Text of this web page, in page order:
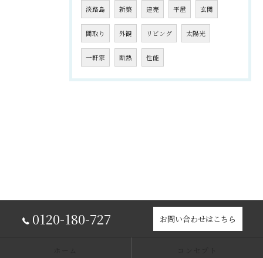
淡路島 新築 建売 平屋 玄関
間取り 外観 リビング 太陽光
一軒家 断熱 性能
0120-180-727 お問い合わせはこちら